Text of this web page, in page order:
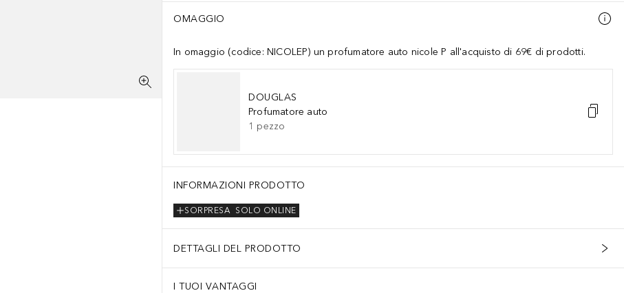
OMAGGIO
In omaggio (codice: NICOLEP) un profumatore auto nicole P all'acquisto di 69€ di prodotti.
DOUGLAS
Profumatore auto
1 pezzo
INFORMAZIONI PRODOTTO
SOLO ONLINE
SORPRESA
DETTAGLI DEL PRODOTTO
I TUOI VANTAGGI